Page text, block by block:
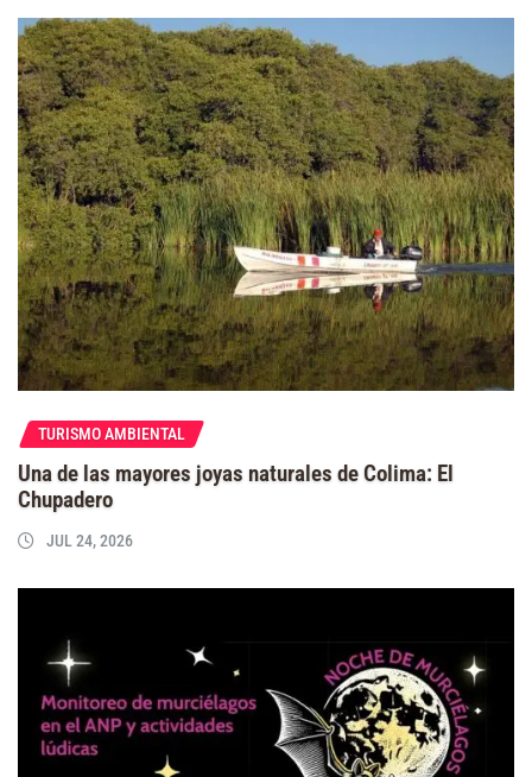
TURISMO AMBIENTAL
Una de las mayores joyas naturales de Colima: El
Chupadero
JUL 24, 2026